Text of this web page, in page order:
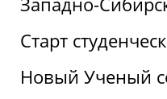
Старт
Новый Ученый